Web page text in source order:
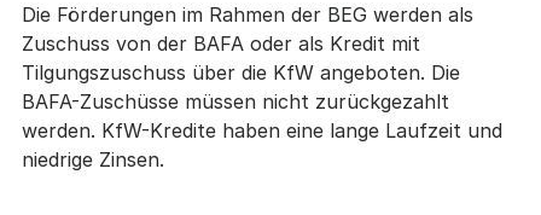
Die Förderungen im Rahmen der BEG werden als
Zuschuss von der BAFA oder als Kredit mit
Tilgungszuschuss über die KfW angeboten. Die
BAFA-Zuschüsse müssen nicht zurückgezahlt
werden. KfW-Kredite haben eine lange Laufzeit und
niedrige Zinsen.